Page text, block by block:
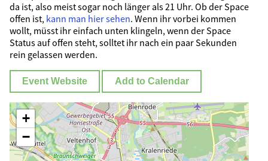
da ist, also meist sogar noch länger als 21 Uhr. Ob der Space
offen ist, kann man hier sehen. Wenn ihr vorbei kommen
wollt, müsst ihr einfach unten klingeln, wenn der Space
Status auf offen steht, solltet ihr nach ein paar Sekunden
rein gelassen werden.
Event Website Add to Calendar
+
−